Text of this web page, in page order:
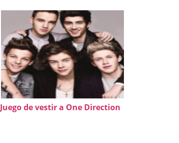
Juego de vestir a One Direction